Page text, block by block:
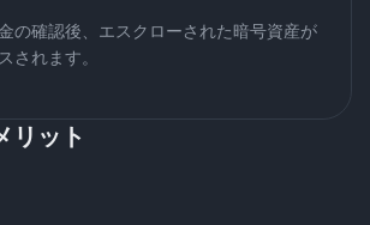
の確認後、エスクローされた暗号資産が
されます。
リット